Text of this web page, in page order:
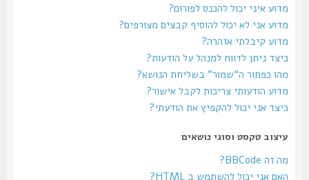
מדוע איני יכול להכנס לפורום?
מדוע אני לא יכול להוסיף קבצים מצורפים?
מדוע קיבלתי אזהרה?
כיצד ניתן לדווח למנהל על הודעות?
מהו כפתור ה“שמור” בשליחת הנושא?
מדוע הודעותי צריכות לקבל אישור?
כיצד אני יכול להקפיץ את הודעתי?
עיצוב טקסט וסוגי נושאים
מה זה BBCode?
האם אני יכול להשתמש ב HTML?